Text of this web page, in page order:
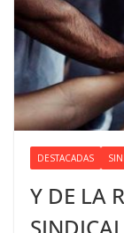
DESTACADAS
Y DE LA